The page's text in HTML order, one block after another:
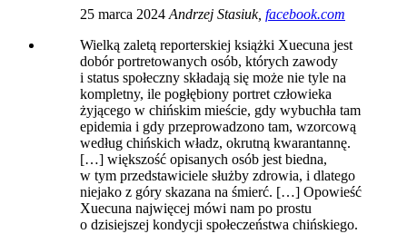
25 marca 2024 Andrzej Stasiuk, facebook.com
Wielką zaletą reporterskiej książki Xuecuna jest
dobór portretowanych osób, których zawody
i status społeczny składają się może nie tyle na
kompletny, ile pogłębiony portret człowieka
żyjącego w chińskim mieście, gdy wybuchła tam
epidemia i gdy przeprowadzono tam, wzorcową
według chińskich władz, okrutną kwarantannę.
[…] większość opisanych osób jest biedna,
w tym przedstawiciele służby zdrowia, i dlatego
niejako z góry skazana na śmierć. […] Opowieść
Xuecuna najwięcej mówi nam po prostu
o dzisiejszej kondycji społeczeństwa chińskiego.